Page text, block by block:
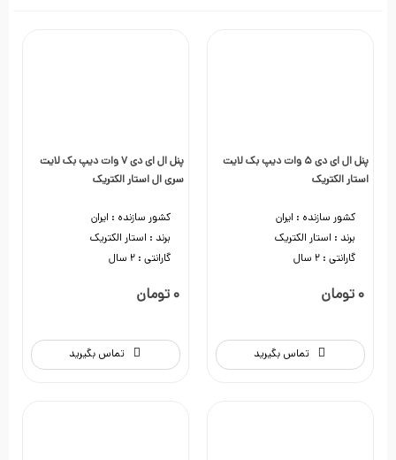
پنل ال ای دی 5 وات دیپ بک لایت
استار الکتریک
کشور سازنده : ایران
برند : استار الکتریک
گارانتی : 2 سال
0 تومان
تماس بگیرید
پنل ال ای دی 7 وات دیپ بک لایت
سری ال استار الکتریک
کشور سازنده : ایران
برند : استار الکتریک
گارانتی : 2 سال
0 تومان
تماس بگیرید